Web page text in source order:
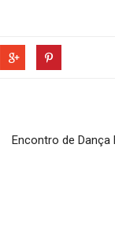
Encontro de